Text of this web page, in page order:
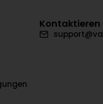
Kontaktieren